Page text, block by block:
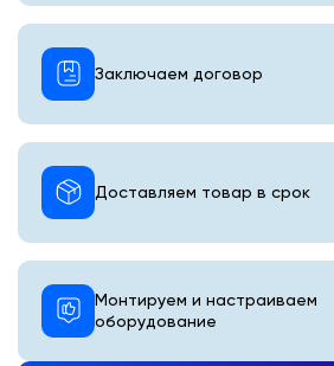
Монтируем и настраиваем
оборудование
Доставляем товар в срок
Заключаем договор